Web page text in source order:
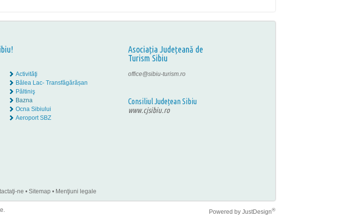
Asociația Județeană de
Turism Sibiu
Activităţi
Bâlea Lac- Transfăgărășan
Păltiniş
Bazna
Ocna Sibiului
Aeroport SBZ
office@sibiu-turism.ro
Consiliul Județean Sibiu
www.cjsibiu.ro
ne • Sitemap • Menţiuni legale
Powered by JustDesign®